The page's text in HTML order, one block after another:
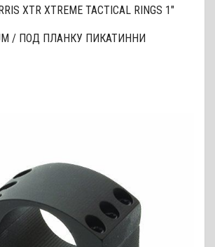
XTR XTREME TACTICAL RINGS 1"
/ ПОД ПЛАНКУ ПИКАТИННИ